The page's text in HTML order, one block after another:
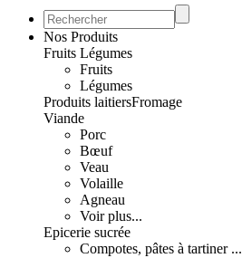
Nos Produits
Fruits Légumes
Fruits
Légumes
Produits laitiersFromage
Viande
Porc
Bœuf
Veau
Volaille
Agneau
Voir plus...
Epicerie sucrée
Compotes, pâtes à tartiner ...